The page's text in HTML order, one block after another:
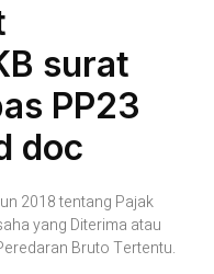
surat
PP23
doc
2018 tentang Pajak
yang Diterima atau
Bruto Tertentu.